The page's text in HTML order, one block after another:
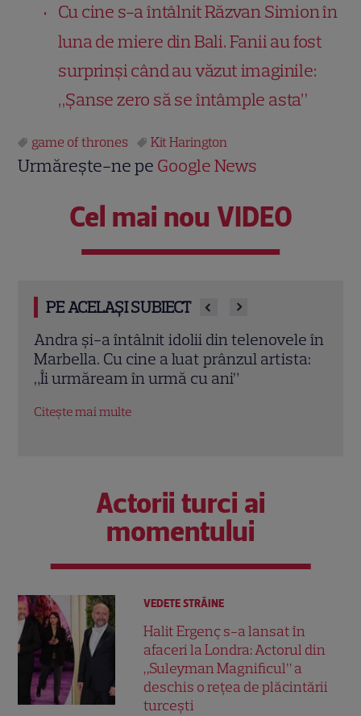
Cu cine s-a întâlnit Răzvan Simion în
luna de miere din Bali. Fanii au fost
surprinși când au văzut imaginile:
„Șanse zero să se întâmple asta”
game of thrones Kit Harington
Urmărește-ne pe Google News
Cel mai nou VIDEO
PE ACELAȘI SUBIECT
Jennifer Aniston și Courteney Cox,
vacanță de lux în Mallorca alături de
Pedro Pascal. Imagini spectaculoase
Citește mai multe
Actorii turci ai
momentului
VEDETE STRĂINE
Halit Ergenç s-a lansat în
afaceri la Londra: Actorul din
„Suleyman Magnificul” a
deschis o rețea de plăcintării
turcești